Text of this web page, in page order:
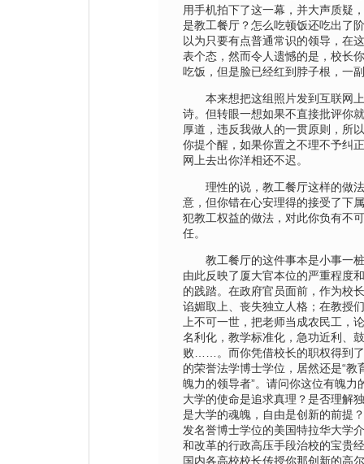
用手机拍下了这一幕，并大声质疑
是教工餐厅？怎么吃顿饭还吃出了
以为只要有点普通常识的领导，在
表个态，然而令人遗憾的是，校长
吃饭，但是脸已经红到脖子根，一
本来想把这组照片发到互联网
诗。但转眼一想如果不直接批评你
厚道，违反我做人的一贯原则，所
你提个醒，如果你置之不理不予纠
网上去出你洋相还不迟。
理性的说，教工餐厅这样的做
意，但你错在心安理得的接受了下
犯教工权益的做法，对此你负有不
任。
教工餐厅的这件事本是小事一
由此反映了厦大官本位的严重程度
的践踏。在政府官员面前，作为校
谄媚取上、丧失独立人格；在教授
上不可一世，把老师当成农民工，
名利化，教学标准化，急功近利、
败……。而你凭借校长的职权得到
的荣誉法学博士学位，居然还是“教
魄力的领导者”。请问你这位有魄力
大学的使命是追求真理？是否理解
是大学的魂魄，自由是创新的前提
发名誉博士学位的美国特拉华大学
和改革的行政高压手段治校的宝贵
国内各高校校长传授你那创新的高